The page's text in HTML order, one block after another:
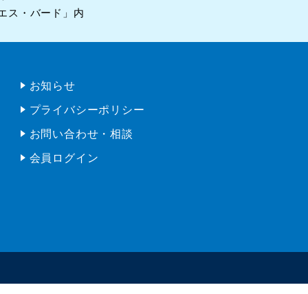
お問い合わせ・相談
会員ログイン